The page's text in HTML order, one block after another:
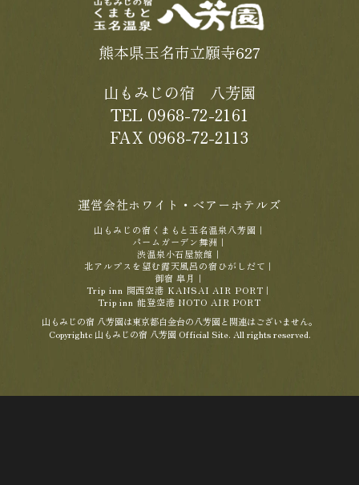
熊本県玉名市立願寺627
山もみじの宿 八芳園
TEL 0968-72-2161
FAX 0968-72-2113
運営会社ホワイト・ベアーホテルズ
山もみじの宿くまもと玉名温泉八芳園 ｜
パームガーデン舞洲 ｜
渋温泉小石屋旅館 ｜
北アルプスを望む露天風呂の宿ひがしだて ｜
御宿 皐月 ｜
Trip inn 関西空港 KANSAI AIR PORT ｜
Trip inn 能登空港 NOTO AIR PORT
山もみじの宿 八芳園は東京都白金台の八芳園と関連はございません。
Copyrightc 山もみじの宿 八芳園 Official Site. All rights reserved.